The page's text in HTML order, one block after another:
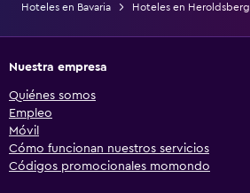
Hoteles en Bavaria
Hoteles en Heroldsberg
Nuestra empresa
Quiénes somos
Empleo
Móvil
Cómo funcionan nuestros servicios
Códigos promocionales momondo